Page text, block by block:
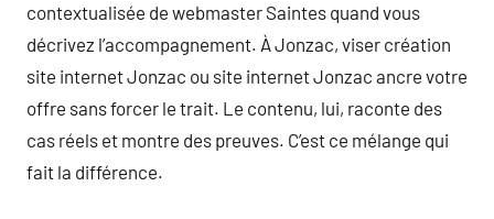
contextualisée de webmaster Saintes quand vous
décrivez l’accompagnement. À Jonzac, viser création
site internet Jonzac ou site internet Jonzac ancre votre
offre sans forcer le trait. Le contenu, lui, raconte des
cas réels et montre des preuves. C’est ce mélange qui
fait la différence.